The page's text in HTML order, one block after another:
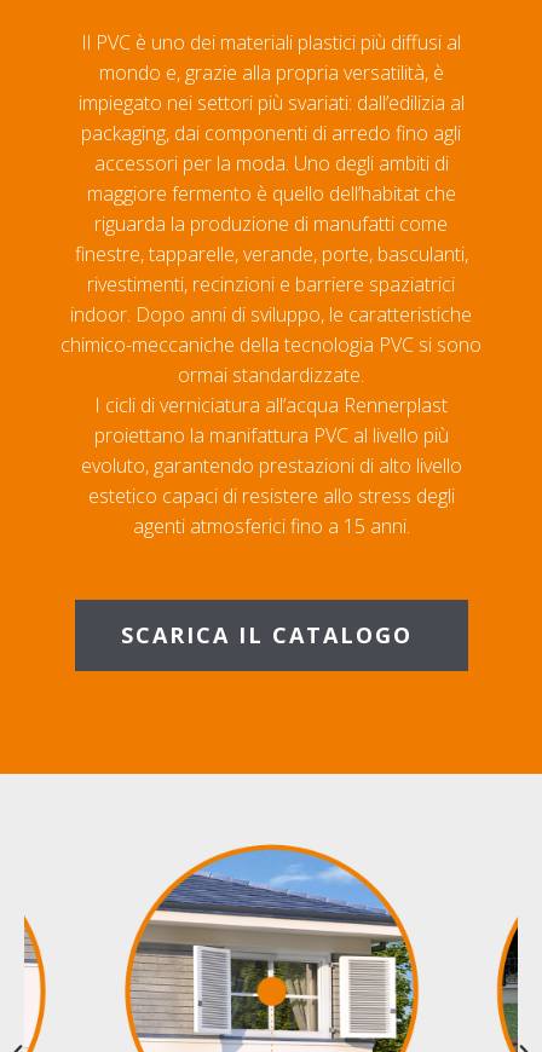
Il PVC è uno dei materiali plastici più diffusi al
mondo e, grazie alla propria versatilità, è
impiegato nei settori più svariati: dall’edilizia al
packaging, dai componenti di arredo fino agli
accessori per la moda. Uno degli ambiti di
maggiore fermento è quello dell’habitat che
riguarda la produzione di manufatti come
finestre, tapparelle, verande, porte, basculanti,
rivestimenti, recinzioni e barriere spaziatrici
indoor. Dopo anni di sviluppo, le caratteristiche
chimico-meccaniche della tecnologia PVC si sono
ormai standardizzate.
I cicli di verniciatura all’acqua Rennerplast
proiettano la manifattura PVC al livello più
evoluto, garantendo prestazioni di alto livello
estetico capaci di resistere allo stress degli
agenti atmosferici fino a 15 anni.
SCARICA IL CATALOGO